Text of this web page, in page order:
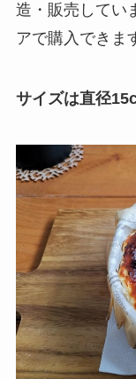
造・販売してい
アで購入できま
サイズは直径